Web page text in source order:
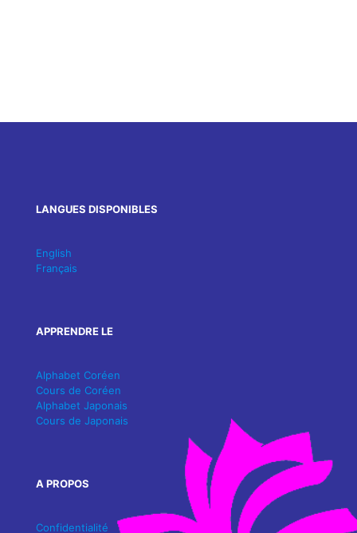
LANGUES DISPONIBLES
English
Français
APPRENDRE LE
Alphabet Coréen
Cours de Coréen
Alphabet Japonais
Cours de Japonais
A PROPOS
Confidentialité